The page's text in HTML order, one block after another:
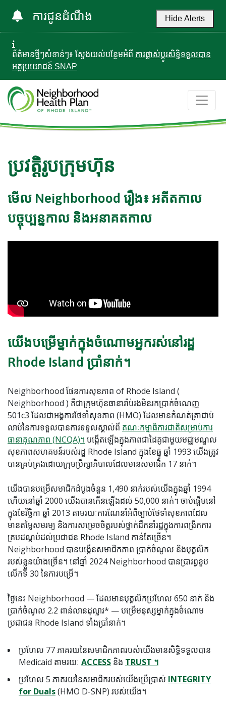
ការជូនដំណឹង Hide Alerts
ព័ត៌មានថ្មីៗសំខាន់ៗ៖ ស្វែងយល់បន្ថែមអំពី ការផ្លាស់ប្តូរសិទ្ធិទទួលបាន
អត្ថប្រយោជន៍ SNAP
ប្រវត្តិរូបក្រុមហ៊ុន
មើល Neighborhood រឿង៖ អតីតកាល
បច្ចុប្បន្នកាល និងអនាគតកាល
យើង​បម្រើ​ម្នាក់​ក្នុង​ចំណោម​អ្នក​រស់​នៅ​រដ្ឋ
Rhode Island ប្រាំនាក់។
Neighborhood ផែនការសុខភាព of Rhode Island (
Neighborhood ) គឺជាក្រុមហ៊ុនធានារ៉ាប់រងមិនរកប្រាក់ចំណេញ
501c3 ដែលជាអង្គការថែទាំសុខភាព (HMO) ដែលមានកំណត់ត្រាជាប់
លាប់នៃការទទួលបានការទទួលស្គាល់ពី គណៈកម្មាធិការជាតិសម្រាប់ការ
ធានាគុណភាព (NCQA)។ បង្កើតឡើងក្នុងភាពជាដៃគូជាមួយមជ្ឈមណ្ឌល
សុខភាពសហគមន៍របស់រដ្ឋ Rhode Island ក្នុងខែធ្នូ ឆ្នាំ 1993 យើងត្រូវ
បានគ្រប់គ្រងដោយក្រុមប្រឹក្សាភិបាលដែលមានសមាជិក 17 នាក់។
យើងបានបម្រើសមាជិកដំបូងចំនួន 1,490 នាក់របស់យើងក្នុងឆ្នាំ 1994
ហើយនៅឆ្នាំ 2000 យើងបានកើនឡើងដល់ 50,000 នាក់។ ចាប់ផ្តើមនៅ
ក្នុងខែវិច្ឆិកា ឆ្នាំ 2013 តាមរយៈការណែនាំអំពីច្បាប់ថែទាំសុខភាពដែល
មានតម្លៃសមរម្យ និងការសម្រេចចិត្តរបស់ថ្នាក់ដឹកនាំរដ្ឋក្នុងការពង្រីកការ
គ្របដណ្តប់ដល់ប្រជាជន Rhode Island កាន់តែច្រើន។
Neighborhood បានបង្កើនសមាជិកភាព ប្រាក់ចំណូល និងបុគ្គលិក
របស់ខ្លួនយ៉ាងច្រើន។ នៅឆ្នាំ 2024 Neighborhood បានប្រារព្ធខួប
លើកទី 30 នៃការបម្រើ។
ថ្ងៃនេះ Neighborhood — ដែលមានបុគ្គលិកប្រហែល 650 នាក់ និង
ប្រាក់ចំណូល 2.2 ពាន់លានដុល្លារ* — បម្រើមនុស្សម្នាក់ក្នុងចំណោម
ប្រជាជន Rhode Island ទាំងប្រាំនាក់។
ប្រហែល 77 ភាគរយនៃសមាជិកភាពរបស់យើងមានសិទ្ធិទទួលបាន
Medicaid តាមរយៈ ACCESS និង TRUST ។
ប្រហែល 5 ភាគរយនៃសមាជិករបស់យើងប្រើប្រាស់ INTEGRITY
for Duals(HMO D-SNP) របស់យើង។